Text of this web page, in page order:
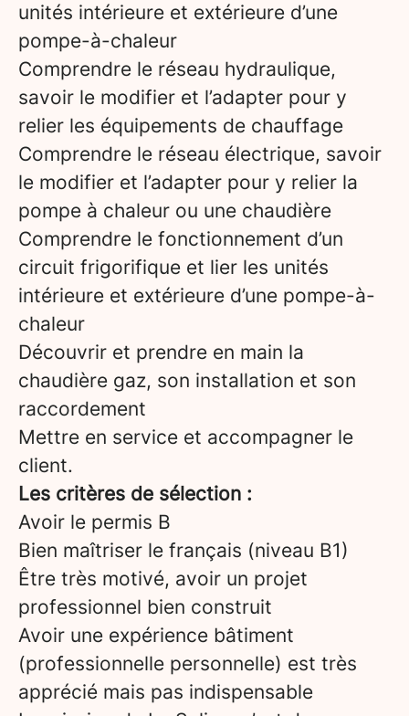
unités intérieure et extérieure d’une
pompe-à-chaleur
Comprendre le réseau hydraulique,
savoir le modifier et l’adapter pour y
relier les équipements de chauffage
Comprendre le réseau électrique, savoir
le modifier et l’adapter pour y relier la
pompe à chaleur ou une chaudière
Comprendre le fonctionnement d’un
circuit frigorifique et lier les unités
intérieure et extérieure d’une pompe-à-
chaleur
Découvrir et prendre en main la
chaudière gaz, son installation et son
raccordement
Mettre en service et accompagner le
client.
Les critères de sélection :
Avoir le permis B
Bien maîtriser le français (niveau B1)
Être très motivé, avoir un projet
professionnel bien construit
Avoir une expérience bâtiment
(professionnelle personnelle) est très
apprécié mais pas indispensable